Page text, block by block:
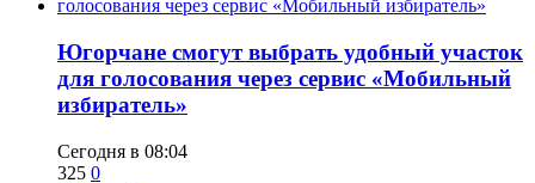
Югорчане смогут выбрать удобный участок
для голосования через сервис «Мобильный
избиратель»
Сегодня в 08:04
325 0